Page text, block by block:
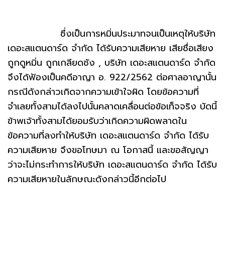
ซึ่งเป็นการหมิ่นประมาทจนเป็นเหตุให้บริษัท
เดอะสแตนดาร์ด จำกัด ได้รับความเสียหาย เสียชื่อเสียง
ถูกดูหมิ่น ถูกเกลียดชัง , บริษัท เดอะสแตนดาร์ด จำกัด
จึงได้ฟ้องเป็นคดีอาญา อ. 922/2562 ต่อศาลอาญานั้น
กรณีดังกล่าวเกิดจากความเข้าใจผิด โดยข้อความที่
จำเลยทั้งสามได้ลงไปนั้นคลาดเคลื่อนต่อข้อเท็จจริง บัดนี้
ข้าพเจ้าทั้งสามได้ยอมรับว่าเกิดความผิดพลาดใน
ข้อความที่ลงทำให้บริษัท เดอะสแตนดาร์ด จำกัด ได้รับ
ความเสียหาย จึงขอโทษมา ณ โอกาสนี้ และขอสัญญา
ว่าจะไม่กระทำการให้บริษัท เดอะสแตนดาร์ด จำกัด ได้รับ
ความเสียหายในลักษณะดังกล่าวนี้อีกต่อไป